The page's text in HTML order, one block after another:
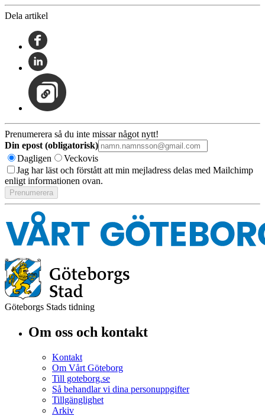
Dela artikel
Prenumerera så du inte missar något nytt!
Din epost (obligatorisk)
Dagligen
Veckovis
Jag har läst och förstått att min mejladress delas med Mailchimp
enligt informationen ovan.
Göteborgs Stads tidning
Om oss och kontakt
Kontakt
Om Vårt Göteborg
Till goteborg.se
Så behandlar vi dina personuppgifter
Tillgänglighet
Arkiv